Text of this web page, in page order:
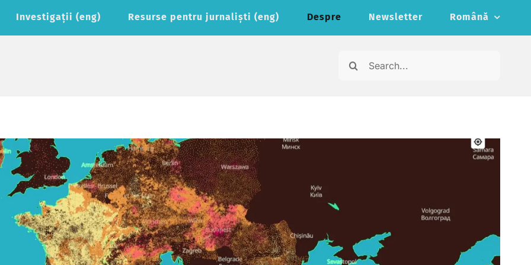
Investigaţii (eng) Resurse pentru jurnaliști (eng) Despre Newsletter Română
Search